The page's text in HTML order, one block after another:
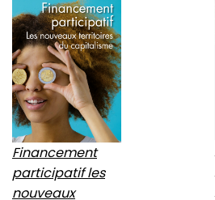
Financement
participatif les
nouveaux